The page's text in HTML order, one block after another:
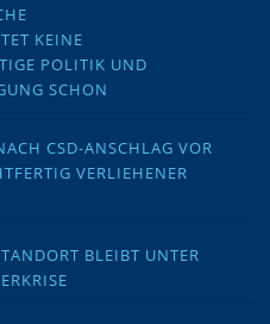
KEINE
POLITIK UND
SCHON
CSD-ANSCHLAG VOR
VERLIEHENER
BLEIBT UNTER